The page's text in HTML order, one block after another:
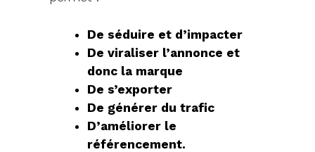
De séduire et d’impacter
De viraliser l’annonce et
donc la marque
De s’exporter
De générer du trafic
D’améliorer le
référencement.